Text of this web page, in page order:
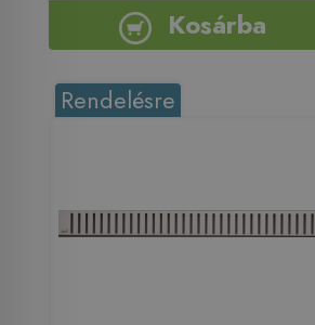
Kosárba
Rendelésre